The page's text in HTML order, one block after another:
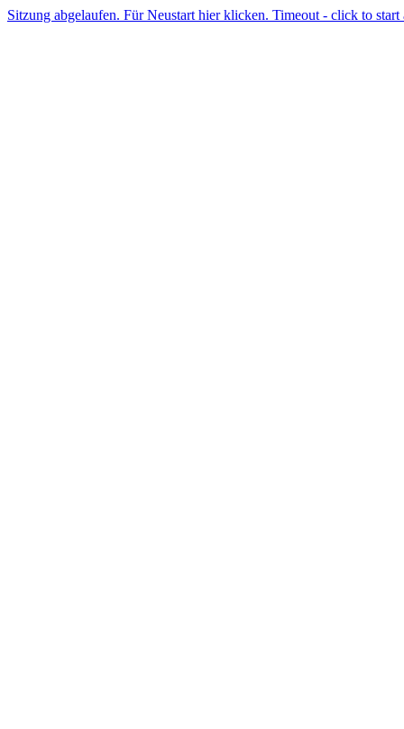
Sitzung abgelaufen. Für Neustart hier klicken. Timeout - click to start